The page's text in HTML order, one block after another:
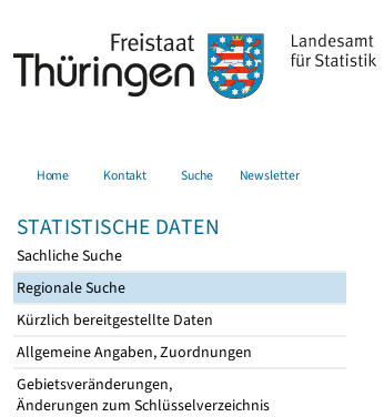
Home Kontakt Suche Newsletter
STATISTISCHE DATEN
Sachliche Suche
Regionale Suche
Kürzlich bereitgestellte Daten
Allgemeine Angaben, Zuordnungen
Gebietsveränderungen,
Änderungen zum Schlüsselverzeichnis